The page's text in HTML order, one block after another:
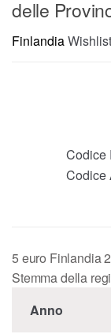
delle
FinlandiaWishlist
Codice
Codice
5 euro Finlandia
Stemma della
Anno